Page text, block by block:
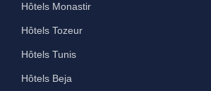
Hôtels Monastir
Hôtels Tozeur
Hôtels Tunis
Hôtels Beja